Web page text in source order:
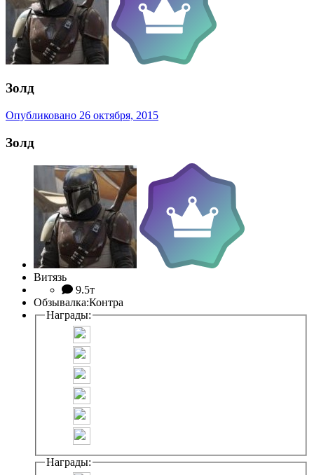
Золд
Опубликовано 26 октября, 2015
Золд
Витязь
9.5т
Обзывалка:Контра
Награды:
Награды: